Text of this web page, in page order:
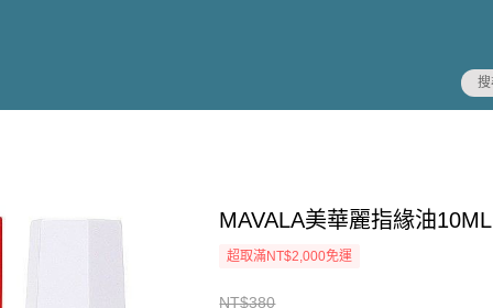
MAVALA美華麗指緣油10ML
超取滿NT$2,000免運
NT$380